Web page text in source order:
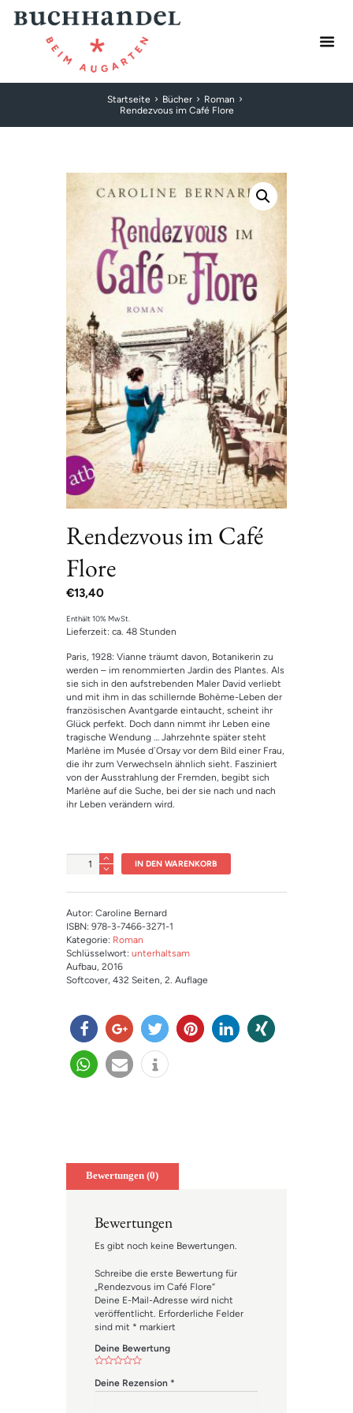
Startseite Bücher
Roman
Rendezvous im Café Flore
Rendezvous im Café
Flore
€13,40
Enthält 10% MwSt.
Lieferzeit: ca. 48 Stunden
Paris, 1928: Vianne träumt davon, Botanikerin zu
werden – im renommierten Jardin des Plantes. Als
sie sich in den aufstrebenden Maler David verliebt
und mit ihm in das schillernde Bohème-Leben der
französischen Avantgarde eintaucht, scheint ihr
Glück perfekt. Doch dann nimmt ihr Leben eine
tragische Wendung … Jahrzehnte später steht
Marlène im Musée d´Orsay vor dem Bild einer Frau,
die ihr zum Verwechseln ähnlich sieht. Fasziniert
von der Ausstrahlung der Fremden, begibt sich
Marlène auf die Suche, bei der sie nach und nach
ihr Leben verändern wird.
Anzahl IN DEN WARENKORB
Autor: Caroline Bernard
ISBN: 978-3-7466-3271-1
Kategorie: Roman
Schlüsselwort: unterhaltsam
Aufbau, 2016
Softcover, 432 Seiten, 2. Auflage
teilen teilen twitter
Bewertungen (0)
Bewertungen
Es gibt noch keine Bewertungen.
Schreibe die erste Bewertung für
„Rendezvous im Café Flore“
Deine E-Mail-Adresse wird nicht
veröffentlicht. Erforderliche Felder
sind mit * markiert
Deine Bewertung
Deine Rezension *